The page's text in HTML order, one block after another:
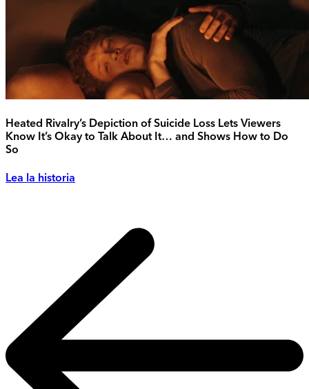
Heated Rivalry’s Depiction of Suicide Loss Lets Viewers
Know It’s Okay to Talk About It… and Shows How to Do
So
Lea la historia